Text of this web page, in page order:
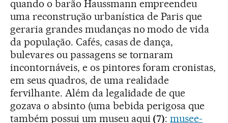
quando o barão Haussmann empreendeu
uma reconstrução urbanística de Paris que
geraria grandes mudanças no modo de vida
da população. Cafés, casas de dança,
bulevares ou passagens se tornaram
incontornáveis, e os pintores foram cronistas,
em seus quadros, de uma realidade
fervilhante. Além da legalidade de que
gozava o absinto (uma bebida perigosa que
também possui um museu aqui (7):musee-